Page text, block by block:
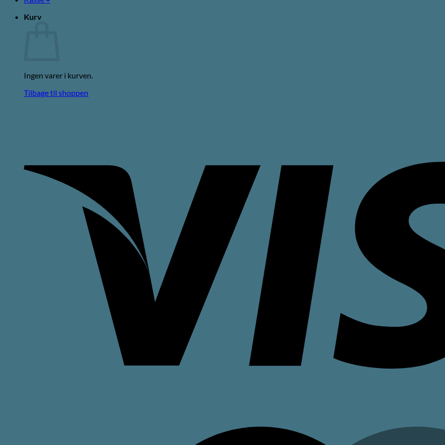
Kurv
Ingen varer i kurven.
Tilbage til shoppen